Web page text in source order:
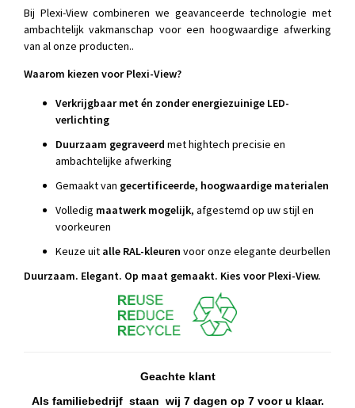
Bij Plexi-View combineren we geavanceerde technologie met
ambachtelijk vakmanschap voor een hoogwaardige afwerking
van al onze producten..
Waarom kiezen voor Plexi-View?
Verkrijgbaar met én zonder energiezuinige LED-
verlichting
Duurzaam gegraveerd met hightech precisie en
ambachtelijke afwerking
Gemaakt van gecertificeerde, hoogwaardige materialen
Volledig maatwerk mogelijk, afgestemd op uw stijl en
voorkeuren
Keuze uit alle RAL-kleuren voor onze elegante deurbellen
Duurzaam. Elegant. Op maat gemaakt. Kies voor Plexi-View.
Geachte klant
Als familiebedrijf staan wij 7 dagen op 7 voor u klaar.